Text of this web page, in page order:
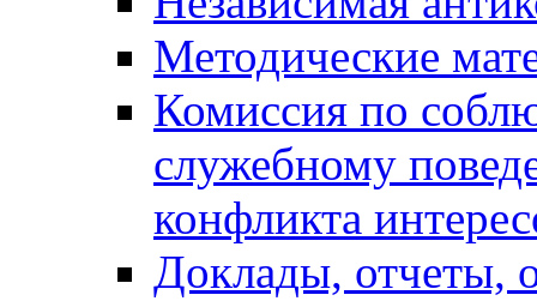
Методические
Комиссия по
служебному
конфликта
Доклады, отчеты,